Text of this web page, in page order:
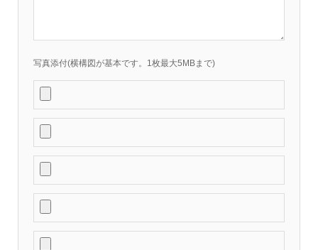
写真添付(横構図が基本です。1枚最大5MBまで)